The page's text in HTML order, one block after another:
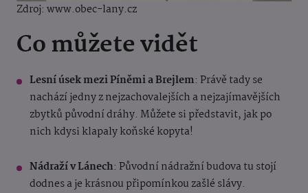
Zdroj: www.obec-lany.cz
Co můžete vidět
Lesní úsek mezi Píněmi a Brejlem: Právě tady se
nachází jedny z nejzachovalejších a nejzajímavějších
zbytků původní dráhy. Můžete si představit, jak po
nich kdysi klapaly koňské kopyta!
Nádraží v Lánech: Původní nádražní budova tu stojí
dodnes a je krásnou připomínkou zašlé slávy.